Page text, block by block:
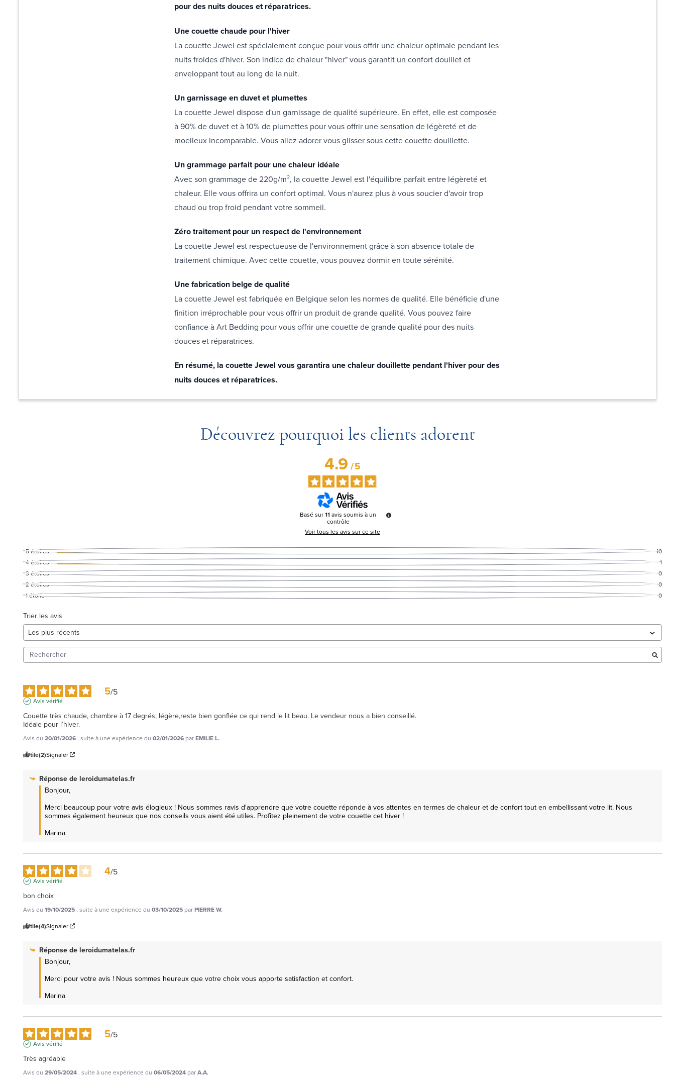
pour des nuits douces et réparatrices.
Une couette chaude pour l'hiver
La couette Jewel est spécialement conçue pour vous offrir une chaleur optimale pendant les
nuits froides d'hiver. Son indice de chaleur "hiver" vous garantit un confort douillet et
enveloppant tout au long de la nuit.
Un garnissage en duvet et plumettes
La couette Jewel dispose d'un garnissage de qualité supérieure. En effet, elle est composée
à 90% de duvet et à 10% de plumettes pour vous offrir une sensation de légèreté et de
moelleux incomparable. Vous allez adorer vous glisser sous cette couette douillette.
Un grammage parfait pour une chaleur idéale
Avec son grammage de 220g/m², la couette Jewel est l'équilibre parfait entre légèreté et
chaleur. Elle vous offrira un confort optimal. Vous n'aurez plus à vous soucier d'avoir trop
chaud ou trop froid pendant votre sommeil.
Zéro traitement pour un respect de l'environnement
La couette Jewel est respectueuse de l'environnement grâce à son absence totale de
traitement chimique. Avec cette couette, vous pouvez dormir en toute sérénité.
Une fabrication belge de qualité
La couette Jewel est fabriquée en Belgique selon les normes de qualité. Elle bénéficie d'une
finition irréprochable pour vous offrir un produit de grande qualité. Vous pouvez faire
confiance à Art Bedding pour vous offrir une couette de grande qualité pour des nuits
douces et réparatrices.
En résumé, la couette Jewel vous garantira une chaleur douillette pendant l'hiver pour des
nuits douces et réparatrices.
Découvrez pourquoi les clients adorent
4.9/5
Basé sur11avis soumis à un
contrôle
Voir tous les avis sur ce site
5étoiles
10
4étoiles
1
3 étoiles
0
2étoiles
0
1étoile 0
Trier les avis
5/5
Avis vérifié
Couette très chaude, chambre à 17 degrés, légère,reste bien gonflée ce qui rend le lit beau. Le vendeur nous a bien conseillé.
Idéale pour l’hiver.
Avis du 20/01/2026, suite à une expérience du 02/01/2026 parEMILIE L.
Utile(2)Signaler
Réponse de leroidumatelas.fr
Bonjour,
Merci beaucoup pour votre avis élogieux ! Nous sommes ravis d'apprendre que votre couette réponde à vos attentes en termes de chaleur et de confort tout en embellissant votre lit. Nous
sommes également heureux que nos conseils vous aient été utiles. Profitez pleinement de votre couette cet hiver !
Marina
4/5
Avis vérifié
bon choix
Avis du 19/10/2025, suite à une expérience du 03/10/2025 parPIERRE W.
Utile(4)Signaler
Réponse de leroidumatelas.fr
Bonjour,
Merci pour votre avis ! Nous sommes heureux que votre choix vous apporte satisfaction et confort.
Marina
5/5
Avis vérifié
Très agréable
Avis du 29/05/2024, suite à une expérience du 06/05/2024 parA.A.